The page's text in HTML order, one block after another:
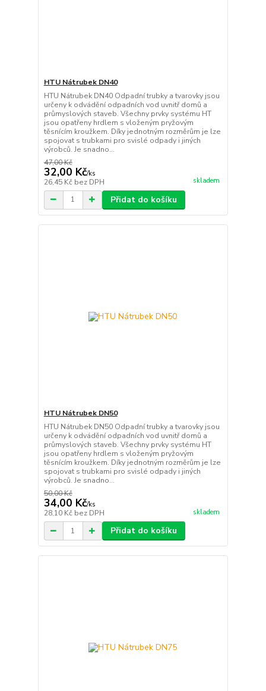
HTU Nátrubek DN40
HTU Nátrubek DN40 Odpadní trubky a tvarovky jsou
určeny k odvádění odpadních vod uvnitř domů a
průmyslových staveb. Všechny prvky systému HT
jsou opatřeny hrdlem s vloženým pryžovým
těsnícím kroužkem. Díky jednotným rozměrům je lze
spojovat s trubkami pro svislé odpady i jiných
výrobců. Je snadno...
47,00 Kč
32,00 Kč/ks
26,45 Kč bez DPH skladem
Přidat do košíku
HTU Nátrubek DN50
HTU Nátrubek DN50 Odpadní trubky a tvarovky jsou
určeny k odvádění odpadních vod uvnitř domů a
průmyslových staveb. Všechny prvky systému HT
jsou opatřeny hrdlem s vloženým pryžovým
těsnícím kroužkem. Díky jednotným rozměrům je lze
spojovat s trubkami pro svislé odpady i jiných
výrobců. Je snadno...
50,00 Kč
34,00 Kč/ks
28,10 Kč bez DPH skladem
Přidat do košíku